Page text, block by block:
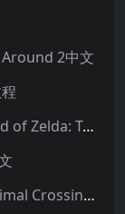
2中文
塞尔达传说：王国之泪|The Legend of Zelda: Tears of the Kingdom中文
集合啦！动物森友会|动物之森|Animal Crossing: New Horizons中文